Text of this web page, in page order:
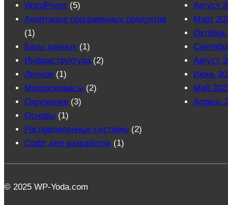
WordPress (5)
Адаптация программных продуктов
(1)
Базы данных (1)
Инфраструктура(2)
Личное (1)
Микросервисы (2)
Окружение (3)
Основы (1)
Распределенные системы (2)
Софт для разработки (1)
Август
Март
Август
Июнь
Май
Апрель
© 2025 WP-Yoda.com